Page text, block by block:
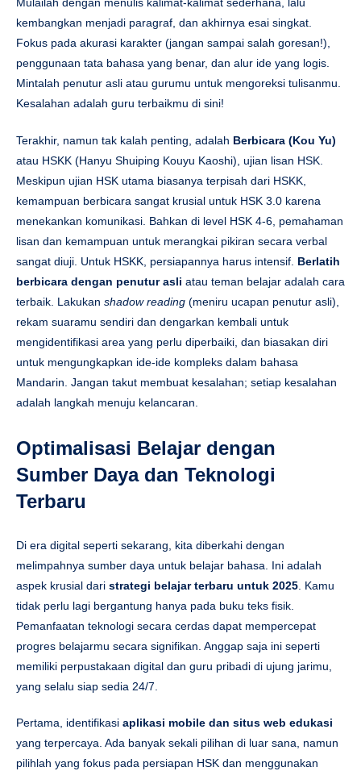
kembangkan menjadi paragraf, dan akhirnya esai singkat.
Fokus pada akurasi karakter (jangan sampai salah goresan!),
penggunaan tata bahasa yang benar, dan alur ide yang logis.
Mintalah penutur asli atau gurumu untuk mengoreksi tulisanmu.
Kesalahan adalah guru terbaikmu di sini!
Terakhir, namun tak kalah penting, adalah Berbicara (Kou Yu)
atau HSKK (Hanyu Shuiping Kouyu Kaoshi), ujian lisan HSK.
Meskipun ujian HSK utama biasanya terpisah dari HSKK,
kemampuan berbicara sangat krusial untuk HSK 3.0 karena
menekankan komunikasi. Bahkan di level HSK 4-6, pemahaman
lisan dan kemampuan untuk merangkai pikiran secara verbal
sangat diuji. Untuk HSKK, persiapannya harus intensif. Berlatih
berbicara dengan penutur asli atau teman belajar adalah cara
terbaik. Lakukan shadow reading (meniru ucapan penutur asli),
rekam suaramu sendiri dan dengarkan kembali untuk
mengidentifikasi area yang perlu diperbaiki, dan biasakan diri
untuk mengungkapkan ide-ide kompleks dalam bahasa
Mandarin. Jangan takut membuat kesalahan; setiap kesalahan
adalah langkah menuju kelancaran.
Optimalisasi Belajar dengan
Sumber Daya dan Teknologi
Terbaru
Di era digital seperti sekarang, kita diberkahi dengan
melimpahnya sumber daya untuk belajar bahasa. Ini adalah
aspek krusial dari strategi belajar terbaru untuk 2025 . Kamu
tidak perlu lagi bergantung hanya pada buku teks fisik.
Pemanfaatan teknologi secara cerdas dapat mempercepat
progres belajarmu secara signifikan. Anggap saja ini seperti
memiliki perpustakaan digital dan guru pribadi di ujung jarimu,
yang selalu siap sedia 24/7.
Pertama, identifikasi aplikasi mobile dan situs web edukasi
yang terpercaya. Ada banyak sekali pilihan di luar sana, namun
pilihlah yang fokus pada persiapan HSK dan menggunakan